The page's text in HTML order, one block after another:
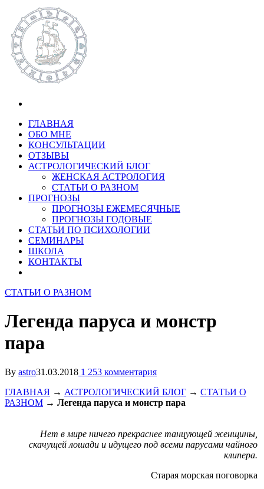
ГЛАВНАЯ
ОБО МНЕ
КОНСУЛЬТАЦИИ
ОТЗЫВЫ
АСТРОЛОГИЧЕСКИЙ БЛОГ
ЖЕНСКАЯ АСТРОЛОГИЯ
СТАТЬИ О РАЗНОМ
ПРОГНОЗЫ
ПРОГНОЗЫ ЕЖЕМЕСЯЧНЫЕ
ПРОГНОЗЫ ГОДОВЫЕ
СТАТЬИ ПО ПСИХОЛОГИИ
СЕМИНАРЫ
ШКОЛА
КОНТАКТЫ
СТАТЬИ О РАЗНОМ
Легенда паруса и монстр
пара
By astro31.03.2018 1 253 комментария
ГЛАВНАЯ → АСТРОЛОГИЧЕСКИЙ БЛОГ → СТАТЬИ О
РАЗНОМ → Легенда паруса и монстр пара
Нет в мире ничего прекраснее танцующей женщины,
скачущей лошади и идущего под всеми парусами чайного
клипера.
Старая морская поговорка